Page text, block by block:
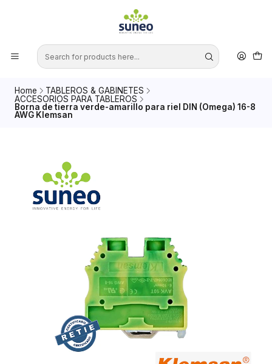
Home
TABLEROS & GABINETES
ACCESORIOS PARA TABLEROS
Borna de tierra verde-amarillo para riel DIN (Omega) 16-8
AWG Klemsan